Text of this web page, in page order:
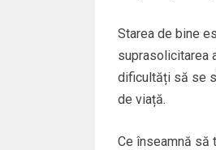
Starea de bine
suprasolicitarea
dificultăți să se
de viață.
Ce înseamnă să